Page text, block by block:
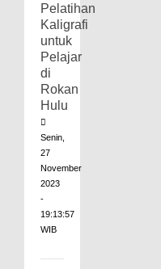
Pelatihan
Kaligrafi
untuk
Pelajar
di
Rokan
Hulu
Senin,
27
November
2023
-
19:13:57
WIB